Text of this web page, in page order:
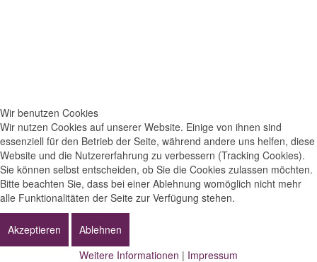
Wir benutzen Cookies
Wir nutzen Cookies auf unserer Website. Einige von ihnen sind
essenziell für den Betrieb der Seite, während andere uns helfen, diese
Website und die Nutzererfahrung zu verbessern (Tracking Cookies).
Sie können selbst entscheiden, ob Sie die Cookies zulassen möchten.
Bitte beachten Sie, dass bei einer Ablehnung womöglich nicht mehr
alle Funktionalitäten der Seite zur Verfügung stehen.
Akzeptieren
Ablehnen
Weitere Informationen | Impressum